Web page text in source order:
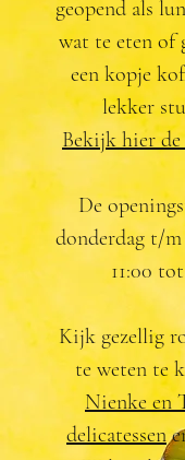
geopend als
wat te eten of
een kopje
lekker
Bekijk hier
De
donderdag t/m
11:00
Kijk gezellig
te weten te
Nienke en
delicatessen